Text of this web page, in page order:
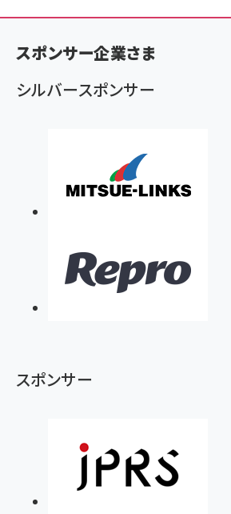
ン
く
ず
スポンサー企業さま
シルバースポンサー
スポンサー